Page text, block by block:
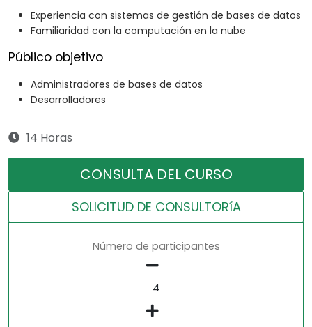
Experiencia con sistemas de gestión de bases de datos
Familiaridad con la computación en la nube
Público objetivo
Administradores de bases de datos
Desarrolladores
14 Horas
CONSULTA DEL CURSO
SOLICITUD DE CONSULTORíA
Número de participantes